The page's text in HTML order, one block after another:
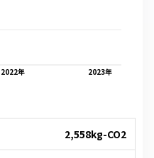
2022年 2023年
2,558kg-CO2